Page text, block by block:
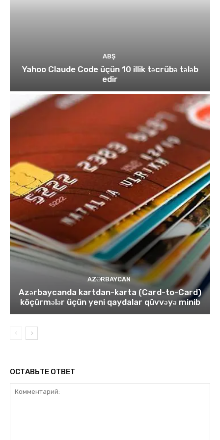
ABŞ
Yahoo Claude Code üçün 10 illik təcrübə tələb
edir
AZƏRBAYCAN
Azərbaycanda kartdan-karta (Card-to-Card)
köçürmələr üçün yeni qaydalar qüvvəyə minib
ОСТАВЬТЕ ОТВЕТ